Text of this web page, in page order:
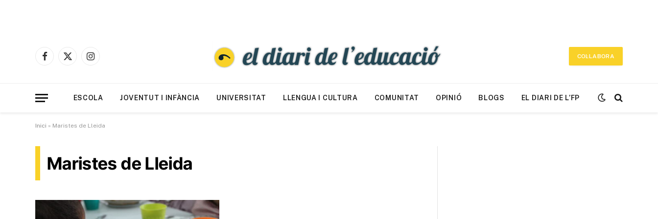
Facebook
X
Instagram
COL·LABORA
ESCOLA JOVENTUT I INFÀNCIA UNIVERSITAT LLENGUA I CULTURA COMUNITAT OPINIÓ BLOGS EL DIARI DE L’FP
Inici » Maristes de Lleida
Maristes de Lleida